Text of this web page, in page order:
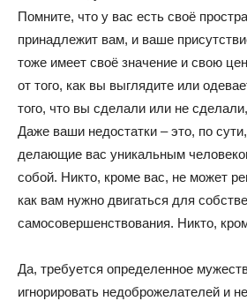
Помните, что у вас есть своё
принадлежит вам, и ваше
тоже имеет своё значение и свою
от того, как вы выглядите или
того, что вы сделали или не
Даже ваши недостатки – это, по
делающие вас уникальным
собой. Никто, кроме вас, не может
как вам нужно двигаться для
самосовершенствования. Никто,
Да, требуется определенное
игнорировать недоброжелателей и